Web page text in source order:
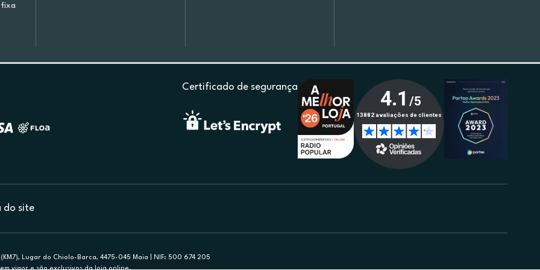
fixa
Certificado de segurança
do site
Lugar do Chiolo-Barca, 4475-045 Maia | NIF: 500 674 205
vigor e são exclusivos da loja online.